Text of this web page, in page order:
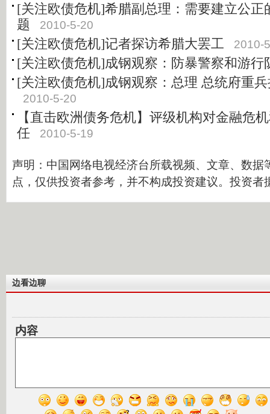
[关注欧债危机]希腊副总理：需要建立公正
题
2010-5-20
[关注欧债危机]记者探访希腊大罢工 2010-
[关注欧债危机]成钢观察：防暴警察和游行
[关注欧债危机]成钢观察：总理 总统府重
2010-5-20
【直击欧洲债务危机】评级机构对金融危
任
2010-5-19
声明：中国网络电视经济台所载视频、文章、数据
点，仅供投资者参考，并不构成投资建议。投资者
边看边聊
内容